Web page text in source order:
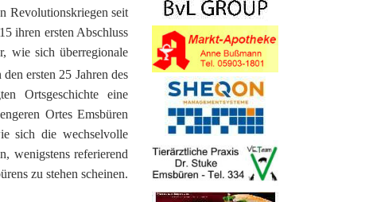
Revolutionskriegen seit
ihren ersten Abschluss
wie sich überregionale
ersten 25 Jahren des
Ortsgeschichte eine
Ortes Emsbüren
sich die wechselvolle
wenigstens referierend
zu stehen scheinen.